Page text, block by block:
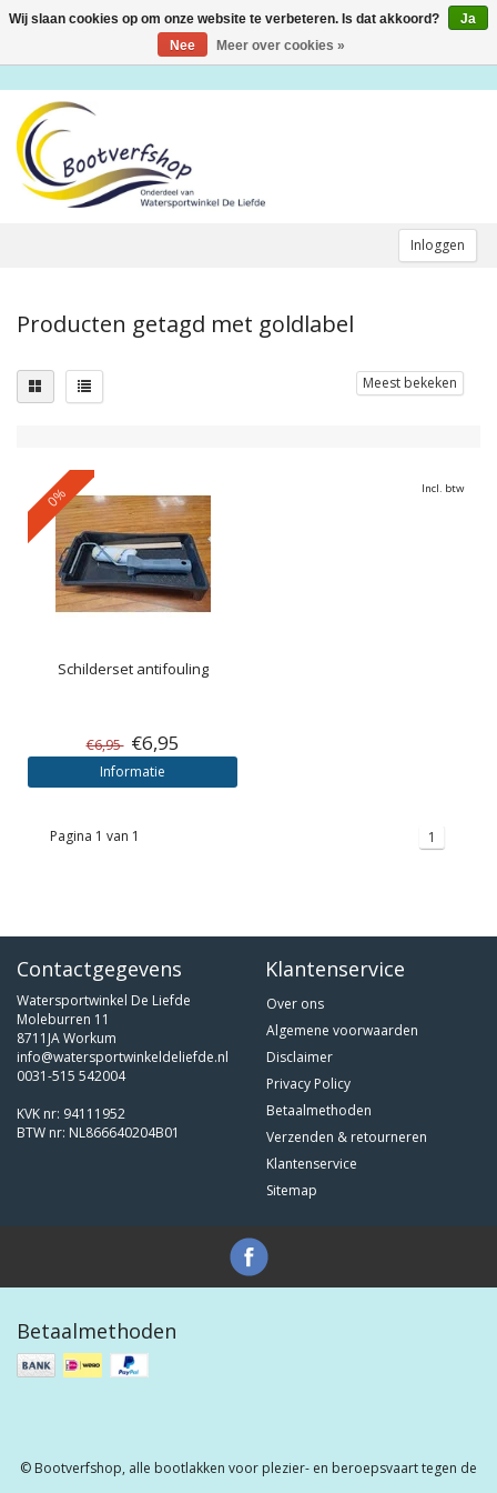
Inloggen
Toggle
Producten getagd met goldlabel
Meest bekeken
0%
Schilderset antifouling
€6,95 €6,95
Informatie
Incl. btw
Pagina 1 van 1 1
Contactgegevens
Watersportwinkel De Liefde
Moleburren 11
8711JA Workum
info@watersportwinkeldeliefde.nl
0031-515 542004
KVK nr: 94111952
BTW nr: NL866640204B01
Klantenservice
Over ons
Algemene voorwaarden
Disclaimer
Privacy Policy
Betaalmethoden
Verzenden & retourneren
Klantenservice
Sitemap
Betaalmethoden
© Bootverfshop, alle bootlakken voor plezier- en beroepsvaart tegen de
Wij slaan cookies op om onze website te verbeteren. Is dat akkoord?
Ja
Nee
Meer over cookies »